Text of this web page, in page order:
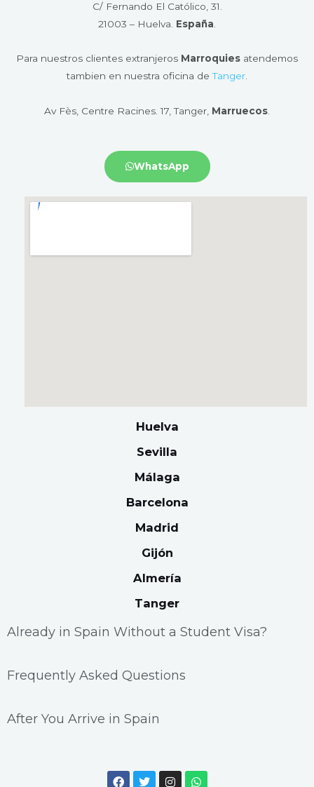
C/ Fernando El Católico, 31.
21003 – Huelva​. España
Para nuestros clientes extranjeros Marroquies atendemos
tambien en nuestra oficina deTanger
Av Fès, Centre Racines. 17, Tanger, Marruecos
WhatsApp
Huelva
Sevilla
Málaga
Barcelona
Madrid
Gijón
Almería
Tanger
Already in Spain Without a Student Visa?
Frequently Asked Questions
After You Arrive in Spain
F
T
I
W